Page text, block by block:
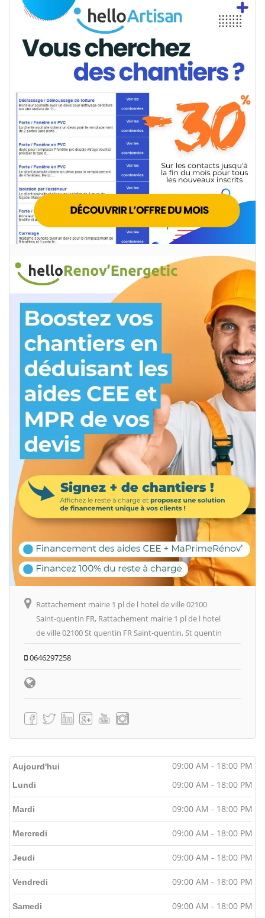
Rattachement mairie 1 pl de l hotel de ville 02100
Saint-quentin FR, Rattachement mairie 1 pl de l hotel
de ville 02100 St quentin FR Saint-quentin, St quentin
0646297258
Aujourd'hui 09:00 AM - 18:00 PM
Lundi 09:00 AM - 18:00 PM
Mardi 09:00 AM - 18:00 PM
Mercredi 09:00 AM - 18:00 PM
Jeudi 09:00 AM - 18:00 PM
Vendredi 09:00 AM - 18:00 PM
Samedi 09:00 AM - 18:00 PM